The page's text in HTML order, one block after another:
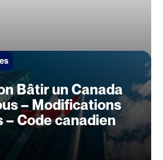
Bâtir un Canada
– Modifications
– Code canadien